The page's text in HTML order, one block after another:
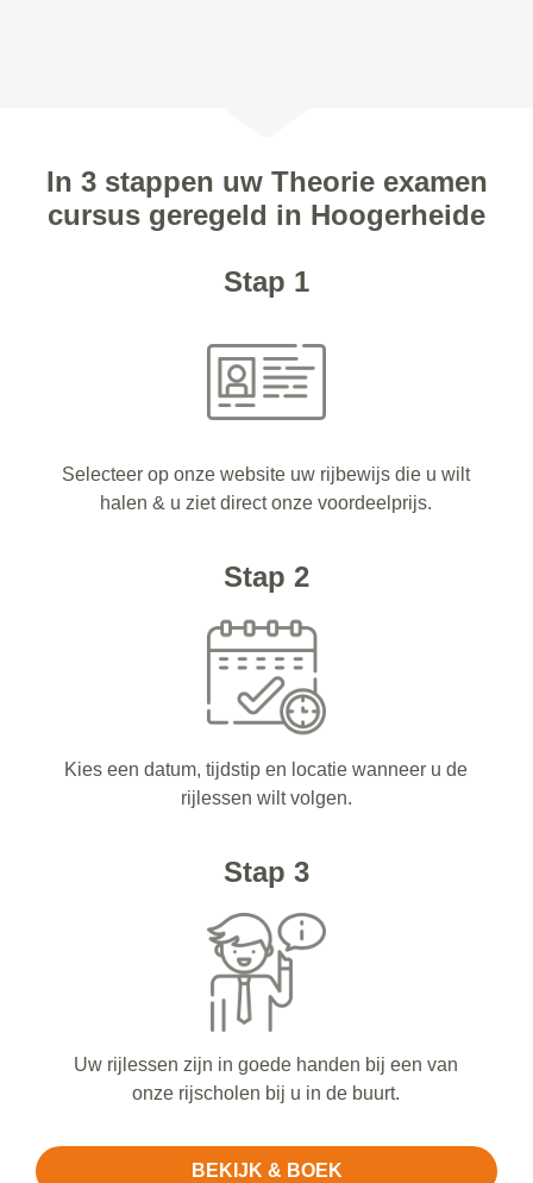
In 3 stappen uw Theorie examen
cursus geregeld in Hoogerheide
Stap 1
Selecteer op onze website uw rijbewijs die u wilt
halen & u ziet direct onze voordeelprijs.
Stap 2
Kies een datum, tijdstip en locatie wanneer u de
rijlessen wilt volgen.
Stap 3
Uw rijlessen zijn in goede handen bij een van
onze rijscholen bij u in de buurt.
BEKIJK & BOEK